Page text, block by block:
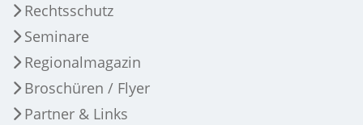
Rechtsschutz
Seminare
Regionalmagazin
Broschüren / Flyer
Partner & Links